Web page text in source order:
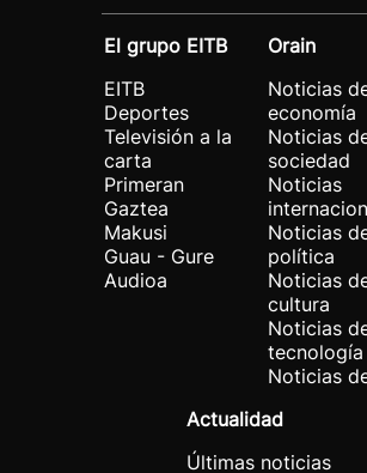
El grupo EITB
EITB
Deportes
Televisión a la
carta
Primeran
Gaztea
Makusi
Guau - Gure
Audioa
Orain
Noticias
economía
Noticias
sociedad
Noticias
Noticias
política
Noticias
cultura
Noticias
tecnología
Noticias
Actualidad
Últimas noticias